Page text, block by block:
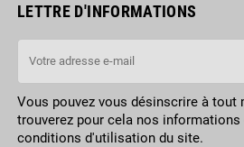
LETTRE D'INFORMATIONS
Vous pouvez vous désinscrire à tout
trouverez pour cela nos
conditions d'utilisation du site.